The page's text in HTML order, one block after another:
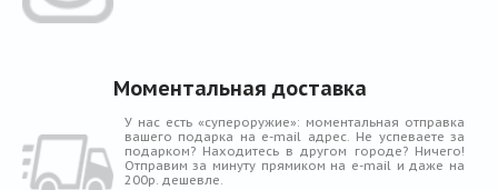
Моментальная доставка
У нас есть «супероружие»: моментальная отправка
вашего подарка на e-mail адрес. Не успеваете за
подарком? Находитесь в другом городе? Ничего!
Отправим за минуту прямиком на e-mail и даже на
200р. дешевле.